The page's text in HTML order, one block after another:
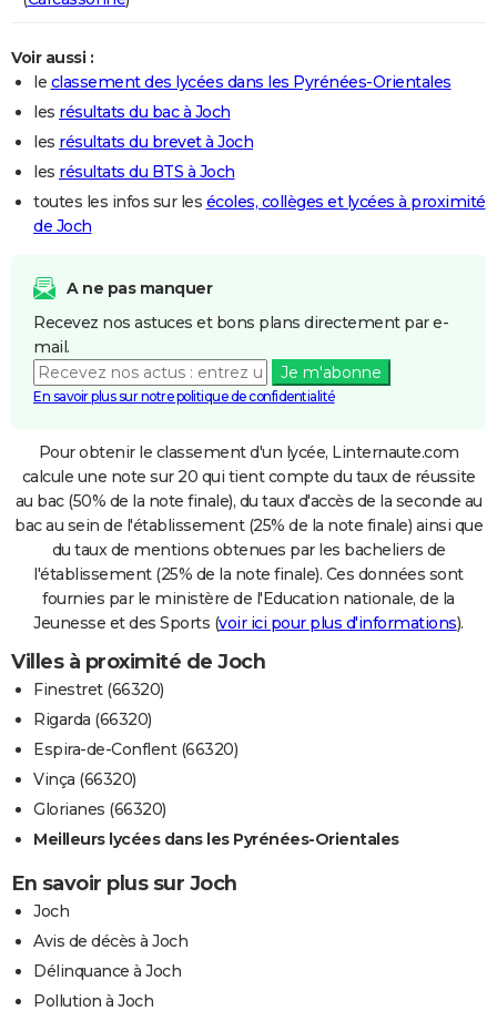
Voir aussi :
le classement des lycées dans les Pyrénées-Orientales
les résultats du bac à Joch
les résultats du brevet à Joch
les résultats du BTS à Joch
toutes les infos sur les écoles, collèges et lycées à proximité
de Joch
A ne pas manquer
Recevez nos astuces et bons plans directement par e-
mail.
Je m'abonne
En savoir plus sur notre politique de confidentialité
Pour obtenir le classement d'un lycée, Linternaute.com
calcule une note sur 20 qui tient compte du taux de réussite
au bac (50% de la note finale), du taux d'accès de la seconde au
bac au sein de l'établissement (25% de la note finale) ainsi que
du taux de mentions obtenues par les bacheliers de
l'établissement (25% de la note finale). Ces données sont
fournies par le ministère de l'Education nationale, de la
Jeunesse et des Sports (voir ici pour plus d'informations).
Villes à proximité de Joch
Finestret (66320)
Rigarda (66320)
Espira-de-Conflent (66320)
Vinça (66320)
Glorianes (66320)
Meilleurs lycées dans les Pyrénées-Orientales
En savoir plus sur Joch
Joch
Avis de décès à Joch
Délinquance à Joch
Pollution à Joch